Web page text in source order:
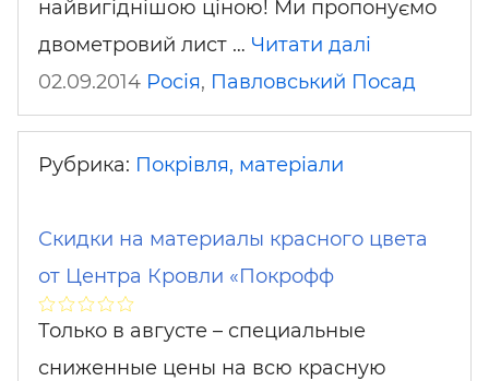
найвигіднішою ціною! Ми пропонуємо
двометровий лист … Читати далі
02.09.2014 Росія, Павловський Посад
Рубрика: Покрівля, матеріали
Скидки на материалы красного цвета
от Центра Кровли «Покрофф
Только в августе – специальные
сниженные цены на всю красную